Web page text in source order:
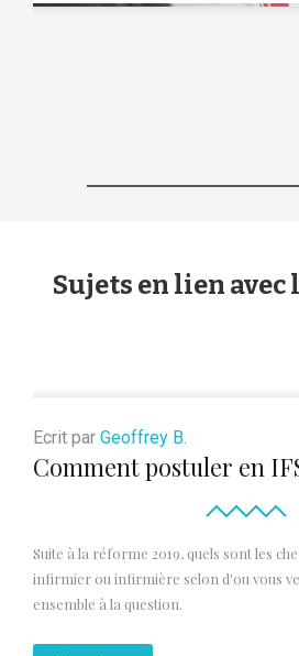
Sujets en lien avec
Ecrit par Geoffrey B.
Comment postuler en
Suite à la réforme 2019, quels sont les
infirmier ou infirmière selon d'ou vous
ensemble à la question.